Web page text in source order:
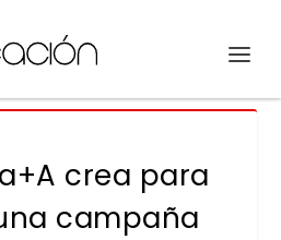
crea para
campaña